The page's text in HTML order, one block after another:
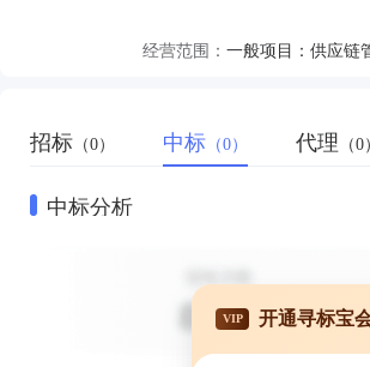
经营范围：
招标 （0） 中标 （0） 代理 （0
中标分析
VIP 开通寻标宝